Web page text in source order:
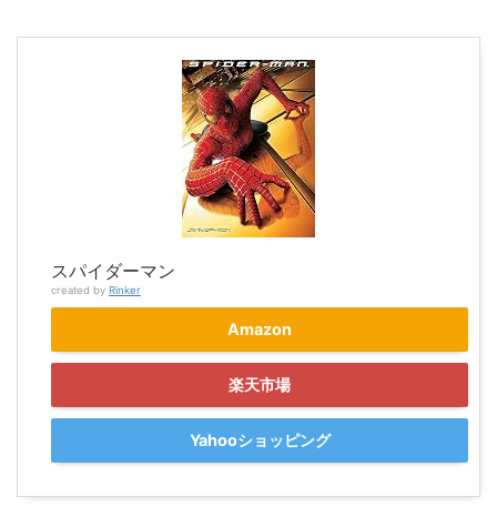
スパイダーマン
created by Rinker
Amazon
楽天市場
Yahooショッピング